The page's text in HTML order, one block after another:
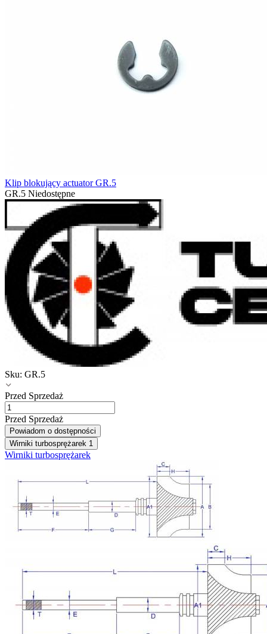
Klip blokujący actuator GR.5
GR.5 Niedostępne
Sku: GR.5
Przed Sprzedaż
Przed Sprzedaż
Powiadom o dostępności
Wirniki turbosprężarek 1
Wirniki turbosprężarek